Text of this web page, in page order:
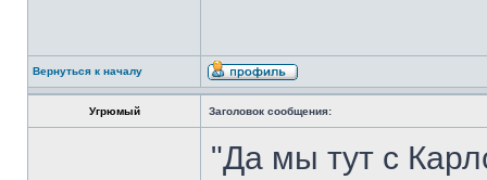
Вернуться к началу
Угрюмый Заголовок сообщения:
"Да мы тут с